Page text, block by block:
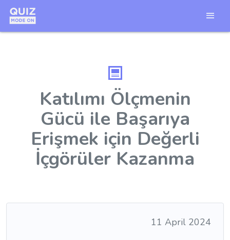
Katılımı Ölçmenin
Gücü ile Başarıya
Erişmek için Değerli
İçgörüler Kazanma
11 April 2024